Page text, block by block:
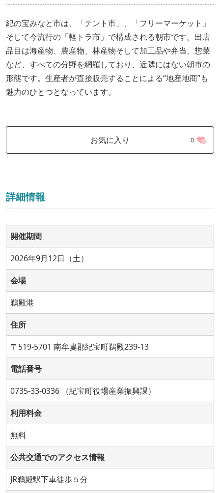
紀の宝みなと市は、「テント市」、「フリーマーケット」
そして今流行の「軽トラ市」で構成される朝市です。出店
品目は海産物、農産物、林産物そして加工品や弁当、惣菜
など、すべての分野を網羅しており、近隣にはない朝市の
形態です。生産者が直接販売することによる“地産地商”も
魅力のひとつとなっています。
お気に入り 0
詳細情報
開催期間
2026年9月12日（土）
会場
鵜殿港
住所
〒519-5701 南牟婁郡紀宝町鵜殿239-13
電話番号
0735-33-0336 （紀宝町役場産業振興課）
利用料金
無料
公共交通でのアクセス情報
JR鵜殿駅下車徒歩５分